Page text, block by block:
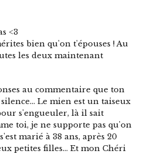
<3
bien qu'on t'épouses ! Au
les deux maintenant
au commentaire que ton
Le mien est un taiseux
s'engueuler, là il sait
toi, je ne supporte pas qu'on
marié à 38 ans, après 20
petites filles… Et mon Chéri